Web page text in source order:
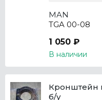
MAN
TGA 00-08
1 050 ₽
В наличии
Кронштейн
б/у